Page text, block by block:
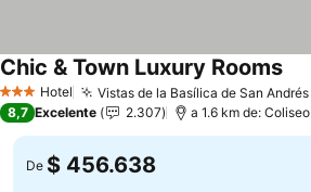
3 Estrellas
Hotel Vistas de la Basílica de San Andrés
Chic & Town Luxury Rooms
8,7 Excelente 2.307 a 1.6 km de: Coliseo
De $ 456.638